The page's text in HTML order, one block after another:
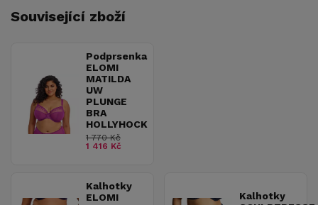
Související zboží
Podprsenka
ELOMI
MATILDA
UW
PLUNGE
BRA
HOLLYHOCK
1 770 Kč
1 416 Kč
Kalhotky
ELOMI
Kalhotky